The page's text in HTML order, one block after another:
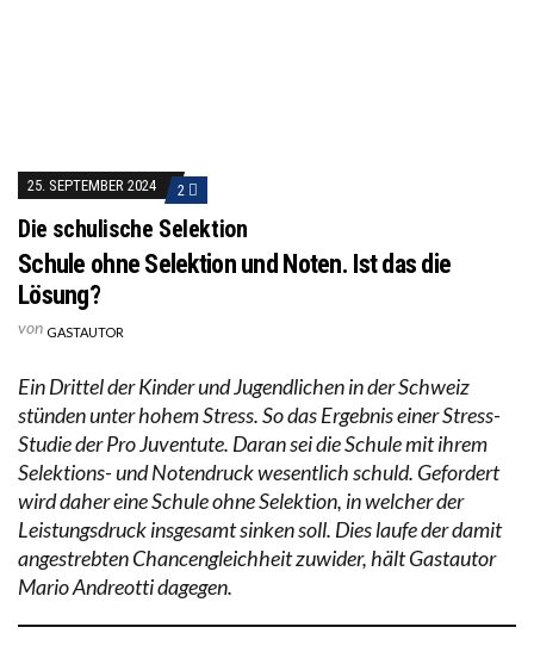
25. SEPTEMBER 2024 2
Die schulische Selektion
Schule ohne Selektion und Noten. Ist das die
Lösung?
von GASTAUTOR
Ein Drittel der Kinder und Jugendlichen in der Schweiz
stünden unter hohem Stress. So das Ergebnis einer Stress-
Studie der Pro Juventute. Daran sei die Schule mit ihrem
Selektions- und Notendruck wesentlich schuld. Gefordert
wird daher eine Schule ohne Selektion, in welcher der
Leistungsdruck insgesamt sinken soll. Dies laufe der damit
angestrebten Chancengleichheit zuwider, hält Gastautor
Mario Andreotti dagegen.